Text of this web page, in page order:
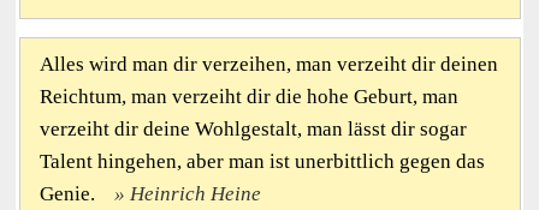
Alles wird man dir verzeihen, man verzeiht dir deinen
Reichtum, man verzeiht dir die hohe Geburt, man
verzeiht dir deine Wohlgestalt, man lässt dir sogar
Talent hingehen, aber man ist unerbittlich gegen das
Genie.
Heinrich Heine